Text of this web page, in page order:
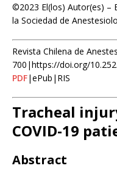
©2023 El(los) Autor(es) –
la Sociedad de
Revista Chilena de
700|https://doi.org/
PDF|ePub|RIS
Tracheal
COVID-19
Abstract